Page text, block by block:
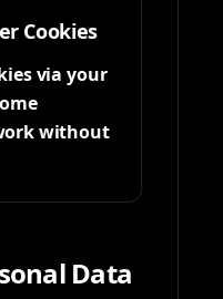
Cookies
via your
without
Data